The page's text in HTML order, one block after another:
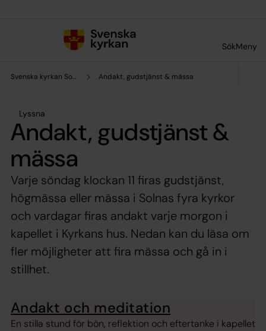
SökMeny
Svenska kyrkan Solna Andakt, gudstjänst & mässa
Lyssna
Andakt, gudstjänst &
mässa
Varje söndag klockan 11 firas gudstjänst,
högmässa eller mässa i Solnas fyra kyrkor
och vardagar firas andakt varje morgon i
kapellet i Kyrkans hus. Nedan kan du läsa om
fler möjligheter att fira mässa och gå in i
stillhet.
Andakt och meditation
En stilla stund för bön, reflektion och eftertanke i kapellet